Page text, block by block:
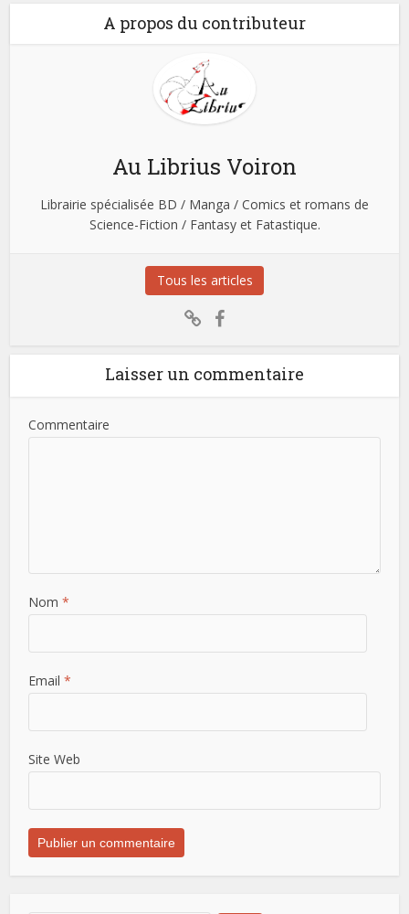
A propos du contributeur
Au Librius Voiron
Librairie spécialisée BD / Manga / Comics et romans de
Science-Fiction / Fantasy et Fatastique.
Tous les articles
Laisser un commentaire
Commentaire
Nom *
Email *
Site Web